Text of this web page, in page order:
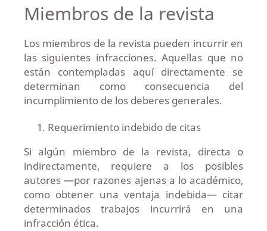
Miembros de la revista
Los miembros de la revista pueden incurrir en
las siguientes infracciones. Aquellas que no
están contempladas aquí directamente se
determinan como consecuencia del
incumplimiento de los deberes generales.
Requerimiento indebido de citas
Si algún miembro de la revista, directa o
indirectamente, requiere a los posibles
autores —por razones ajenas a lo académico,
como obtener una ventaja indebida— citar
determinados trabajos incurrirá en una
infracción ética.